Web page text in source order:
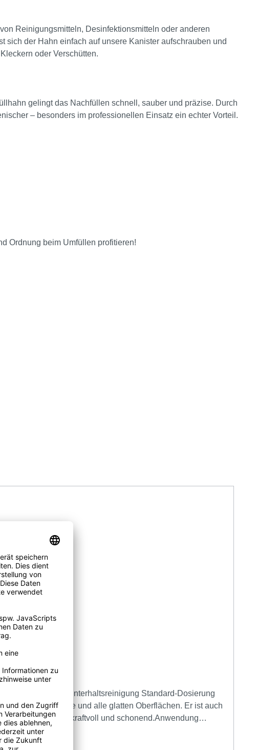
Reinigungsmitteln, Desinfektionsmitteln oder anderen
der Hahn einfach auf unsere Kanister aufschrauben und
oder Verschütten.
gelingt das Nachfüllen schnell, sauber und präzise. Durch
– besonders im professionellen Einsatz ein echter Vorteil.
Ordnung beim Umfüllen profitieren!
Nr. 1272/2008 (Stoffe)/Richtlinie 1999/45/EG (Gemische)